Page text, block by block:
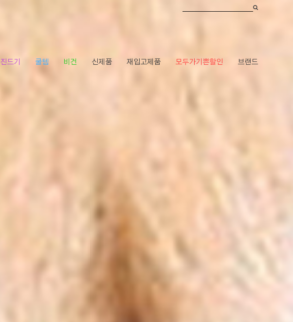
진드기 쿨템 비건 신제품 재입고제품 모두가기쁜할인 브랜드